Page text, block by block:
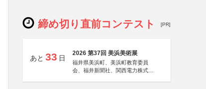
締め切り直前コンテスト [PR]
あと 33 日
2026 第37回 美浜美術展
福井県美浜町、美浜町教育委員
会、福井新聞社、関西電力株式会